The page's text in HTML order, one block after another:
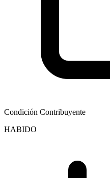
Condición Contribuyente
HABIDO